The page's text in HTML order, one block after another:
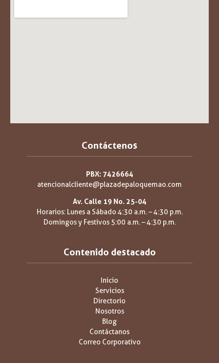
Contáctenos
PBX: 7426664
atencionalcliente@plazadepaloquemao.com
Av. Calle 19 No. 25-04
Horarios: Lunes a Sábado 4:30 a.m. – 4:30 p.m.
Domingos y Festivos 5:00 a.m. – 4:30 p.m.
Contenido destacado
Inicio
Servicios
Directorio
Nosotros
Blog
Contáctanos
Correo Corporativo